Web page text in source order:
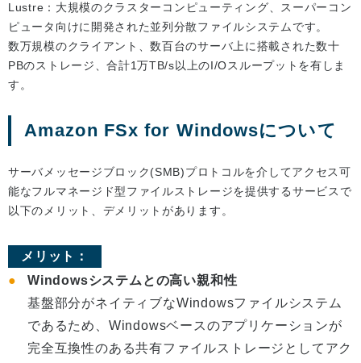
Lustre：大規模のクラスターコンピューティング、スーパーコン
ピュータ向けに開発された並列分散ファイルシステムです。
数万規模のクライアント、数百台のサーバ上に搭載された数十
PBのストレージ、合計1万TB/s以上のI/Oスループットを有しま
す。
Amazon FSx for Windowsについて
サーバメッセージブロック(SMB)プロトコルを介してアクセス可
能なフルマネージド型ファイルストレージを提供するサービスで
以下のメリット、デメリットがあります。
メリット：
Windowsシステムとの高い親和性
基盤部分がネイティブなWindowsファイルシステム
であるため、Windowsベースのアプリケーションが
完全互換性のある共有ファイルストレージとしてアク